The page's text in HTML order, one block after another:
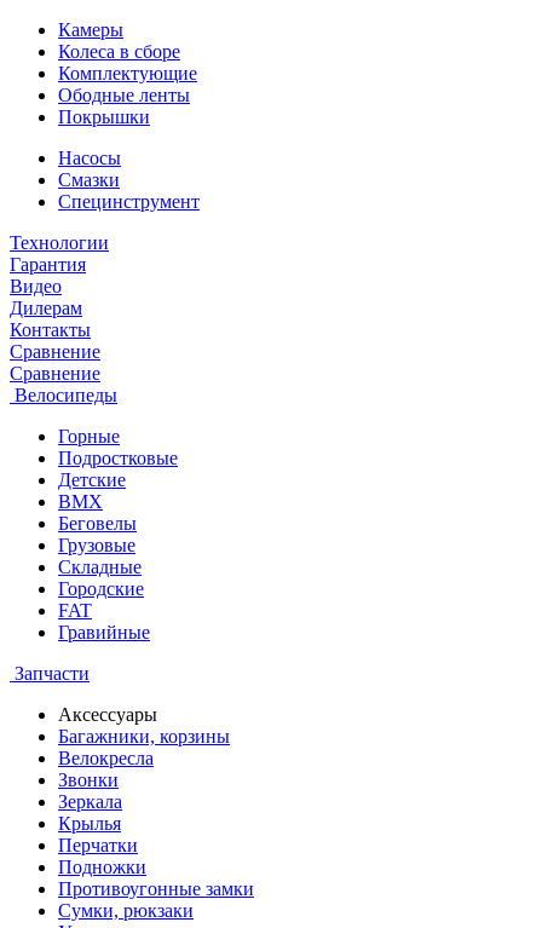
Камеры
Колеса в сборе
Комплектующие
Ободные ленты
Покрышки
Насосы
Смазки
Специнструмент
Технологии
Гарантия
Видео
Дилерам
Контакты
Сравнение
Сравнение
Велосипеды
Горные
Подростковые
Детские
BMX
Беговелы
Грузовые
Складные
Городские
FAT
Гравийные
Запчасти
Аксессуары
Багажники, корзины
Велокресла
Звонки
Зеркала
Крылья
Перчатки
Подножки
Противоугонные замки
Сумки, рюкзаки